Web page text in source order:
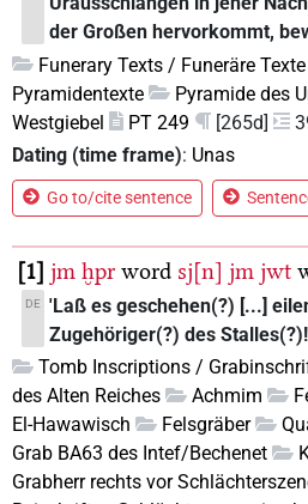
der Großen hervorkommt,
Funerary Texts / Funeräre Texte
Pyramidentexte
Pyramide des
Westgiebel
PT 249 [265d]
Dating (time frame): Unas
Go to/cite sentence
1 jm ḫpr word sj[n] jm jwt
DE 'Laß es geschehen(?) [...]
Zugehöriger(?) des
Tomb Inscriptions /
des Alten Reiches
Achmim
El-Hawawisch
Felsgräber
Grab BA63 des Intef/Bechenet
Grabherr rechts vor